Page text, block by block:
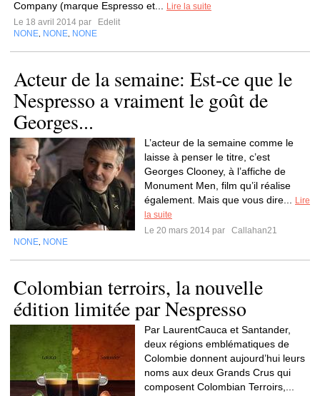
Company (marque Espresso et...
Lire la suite
Le 18 avril 2014 par
Edelit
NONE NONE NONE
Acteur de la semaine: Est-ce que le
Nespresso a vraiment le goût de
Georges...
L’acteur de la semaine comme le
laisse à penser le titre, c’est
Georges Clooney, à l’affiche de
Monument Men, film qu’il réalise
également. Mais que vous dire...
Lire
la suite
Le 20 mars 2014 par
Callahan21
NONE NONE
Colombian terroirs, la nouvelle
édition limitée par Nespresso
Par LaurentCauca et Santander,
deux régions emblématiques de
Colombie donnent aujourd’hui leurs
noms aux deux Grands Crus qui
composent Colombian Terroirs,...